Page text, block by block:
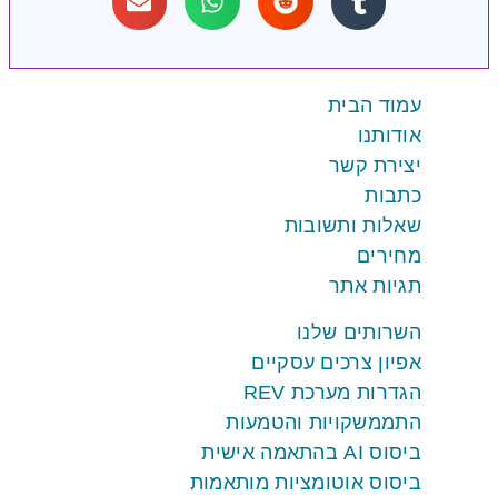
עמוד הבית
אודותנו
יצירת קשר
כתבות
שאלות ותשובות
מחירים
תגיות אתר
השרותים שלנו
אפיון צרכים עסקיים
הגדרות מערכת REV
התממשקויות והטמעות
ביסוס AI בהתאמה אישית
ביסוס אוטומציות מותאמות